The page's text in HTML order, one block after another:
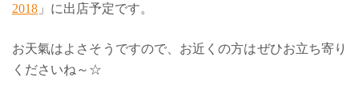
2018 」に出店予定です。
お天氣はよさそうですので、お近くの方はぜひお立ち寄り
くださいね～☆